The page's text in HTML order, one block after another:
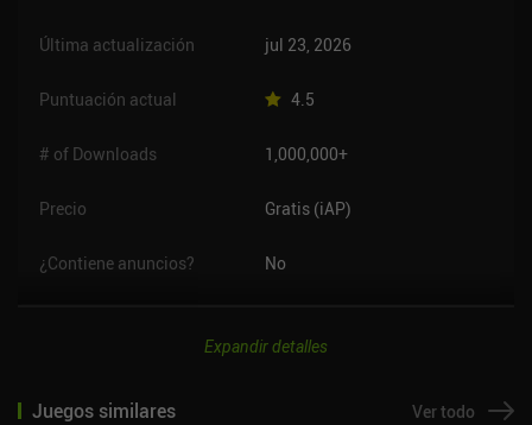
Última actualización jul 23, 2026
Puntuación actual 4.5
# of Downloads 1,000,000+
Precio Gratis (iAP)
¿Contiene anuncios? No
Expandir detalles
Juegos similares Ver todo